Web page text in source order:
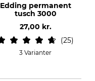
Edding permanent
tusch 3000
27,00 kr.
25
3 Varianter